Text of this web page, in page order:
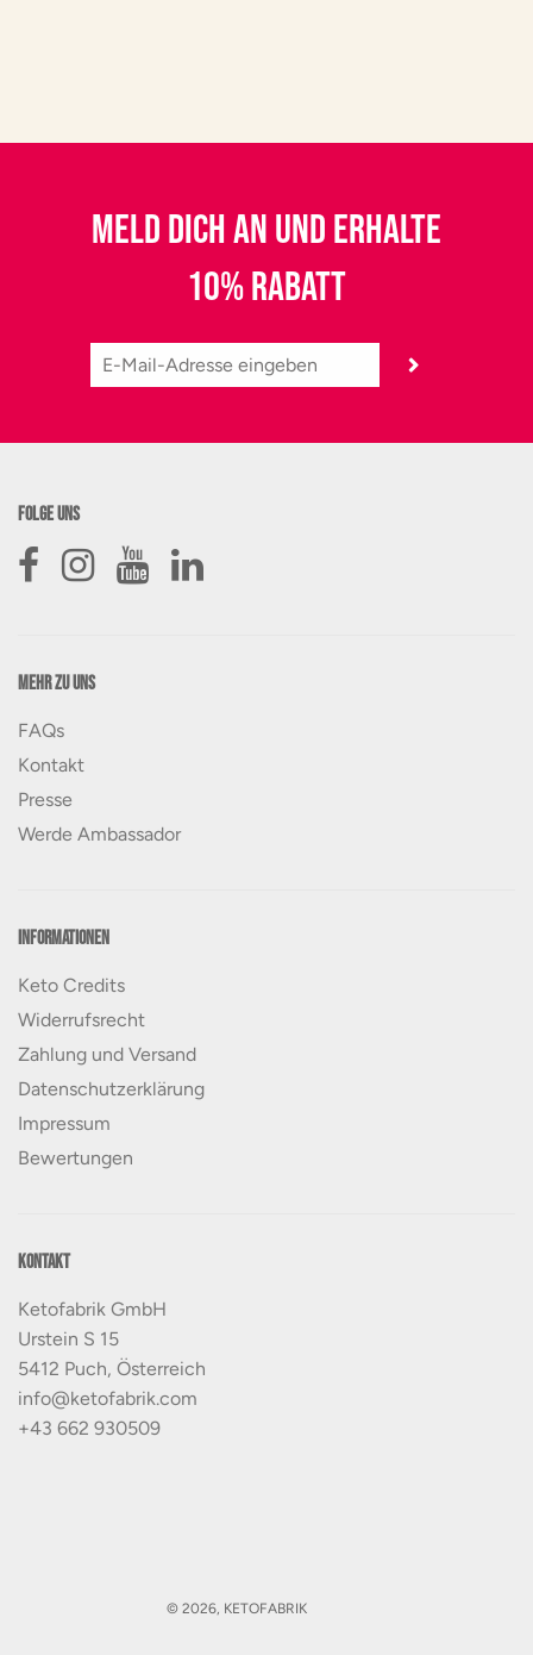
MELD DICH AN UND ERHALTE
10% RABATT
Folge uns
Mehr zu uns
FAQs
Kontakt
Presse
Werde Ambassador
Informationen
Keto Credits
Widerrufsrecht
Zahlung und Versand
Datenschutzerklärung
Impressum
Bewertungen
Kontakt
Ketofabrik GmbH
Urstein S 15
5412 Puch, Österreich
info@ketofabrik.com
+43 662 930509
© 2026, KETOFABRIK